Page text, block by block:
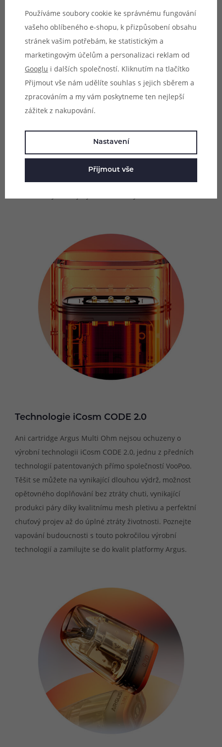
Pro naprosto bezchybné a přesné žhavení a snadné
přepínání výstupního režimu je model VooPoo Argus G4
vybaven hned třemi kontaktními piny na slotu pro vložení
cartridge. Každý potah tak reaguje okamžitě, je
Technologie iCosm CODE 2.0
Ani cartridge Argus Multi Ohm nejsou ochuzeny o
výrobní technologii iCosm CODE 2.0, jednu z předních
technologií patentovaných přímo společností VooPoo.
Těšit se můžete na vynikající dlouhou výdrž, možnost
opětovného doplňování bez ztráty chuti, vynikající
produkci páry díky kvalitnímu mesh pletivu a perfektní
chuťový projev až do úplné ztráty životnosti. Poznejte
vapování budoucnosti s touto pokročilou výrobní
technologií a zamilujte se do kvalit platformy Argus.
Používáme soubory cookie ke správnému fungování
vašeho oblíbeného e-shopu, k přizpůsobení obsahu
stránek vašim potřebám, ke statistickým a
marketingovým účelům a personalizaci reklam od
Googlu i dalších společností. Kliknutím na tlačítko
Přijmout vše nám udělíte souhlas s jejich sběrem a
zpracováním a my vám poskytneme ten nejlepší
zážitek z nakupování.
Nastavení
Přijmout vše